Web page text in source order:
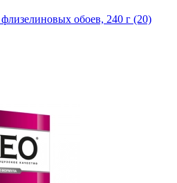
обоев, 240 г (20)